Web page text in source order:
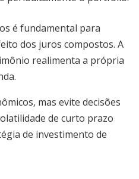
é fundamental para
dos juros compostos. A
realimenta a própria
mas evite decisões
de curto prazo
de investimento de